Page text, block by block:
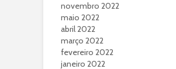
novembro 2022
maio 2022
abril 2022
março 2022
fevereiro 2022
janeiro 2022